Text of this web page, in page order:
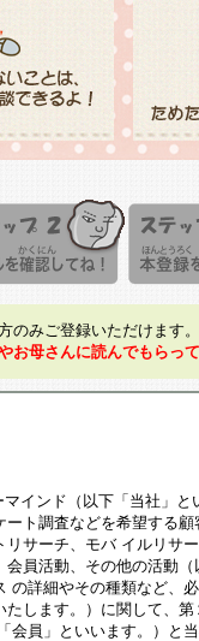
のみご登録いただけます。
お母さんに読んでもらって
インド（以下「当社」
ト調査などを希望する顧
サーチ、モバ イルリサ
会員活動、その他の活動
の詳細やその種類など、
します。）に関して、
会員」といいます。）と